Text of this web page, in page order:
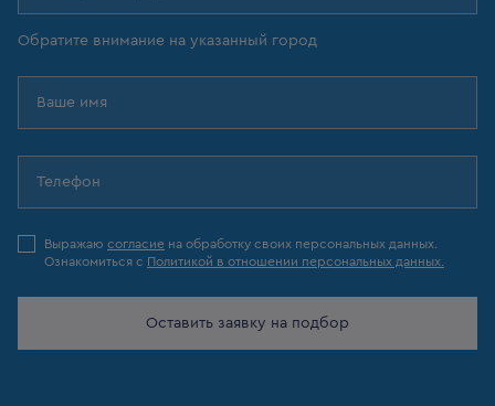
Обратите внимание на указанный город
Выражаю согласие на обработку своих персональных данных.
Ознакомиться с Политикой в отношении персональных данных.
Оставить заявку на подбор